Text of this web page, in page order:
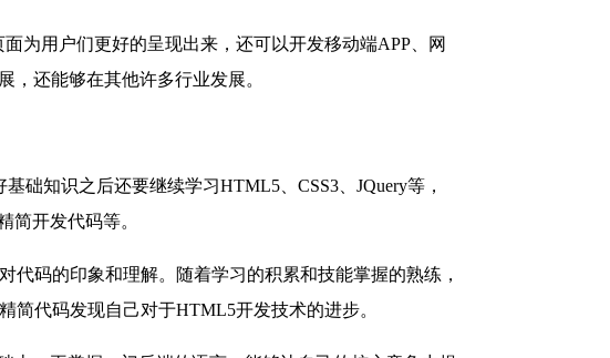
为用户们更好的呈现出来，还可以开发移动端APP、网
还能够在其他许多行业发展。
础知识之后还要继续学习HTML5、CSS3、JQuery等，
简开发代码等。
码的印象和理解。随着学习的积累和技能掌握的熟练，
代码发现自己对于HTML5开发技术的进步。